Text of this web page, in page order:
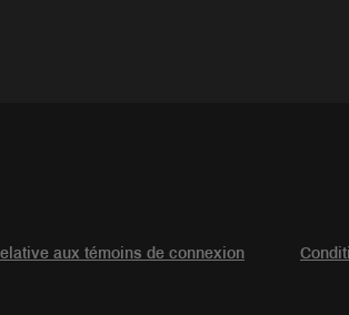
aux témoins de connexion